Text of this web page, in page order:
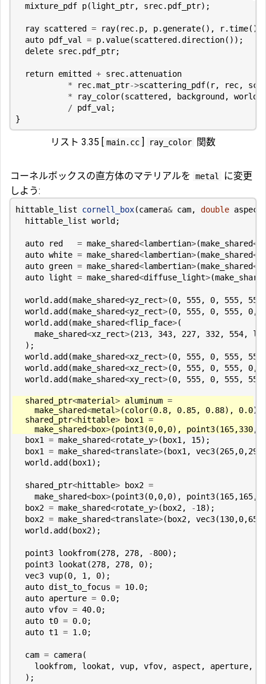
mixture_pdf p(light_ptr, srec. pdf_ptr);
ray scattered = ray( rec. p, p.generate(), r.time
auto pdf_val = p.value(scattered .direction());
delete srec. pdf_ptr;
return emitted + srec. attenuation
*
rec.mat_ptr->scattering_pdf( r, rec,
*
ray_color(scattered , background , world
/ pdf_val ;
}
リスト 3.35 [ main.cc ] ray_color 関数
コーネルボックスの直方体のマテリアルを metal
に変更
しよう:
hittable_list cornell_box(camera& cam, double aspect
hittable_list world ;
auto red = make_shared<lambertian>(make_shared<
auto white = make_shared<lambertian>(make_shared<
auto green = make_shared<lambertian>(make_shared<
auto light = make_shared<diffuse_light>(
world . add (make_shared<yz_rect>(0, 555, 0, 555, 555
world . add (make_shared<yz_rect>(0, 555, 0, 555, 0,
world . add (make_shared<flip_face>(
make_shared<xz_rect>(213, 343, 227, 332, 554,
);
world . add (make_shared<xz_rect>(0, 555, 0, 555, 555
world . add (make_shared<xz_rect>(0, 555, 0, 555, 0,
world . add (make_shared<xy_rect>(0, 555, 0, 555, 555
shared_ptr<material> aluminum =
make_shared<metal>(color(0.8, 0.85, 0.88), 0.0);
shared_ptr<hittable> box1
=
make_shared<box>(point3(0,0,0), point3(165,330,
box1
= make_shared<rotate_y>( box1 , 15);
box1
= make_shared<translate>( box1 , vec3(265,0,295
world . add ( box1 );
shared_ptr<hittable> box2 =
make_shared<box>(point3(0,0,0), point3(165,165,
box2 = make_shared<rotate_y>( box2, -18);
box2 = make_shared<translate>( box2, vec3(130,0,65
world . add ( box2);
point3 lookfrom(278, 278, -800);
point3 lookat (278, 278, 0);
vec3 vup(0, 1 , 0);
auto dist_to_focus = 10.0;
auto aperture = 0.0;
auto vfov = 40.0;
auto t0 = 0.0;
auto t1 = 1.0;
cam = camera(
lookfrom, lookat , vup, vfov, aspect , aperture,
);